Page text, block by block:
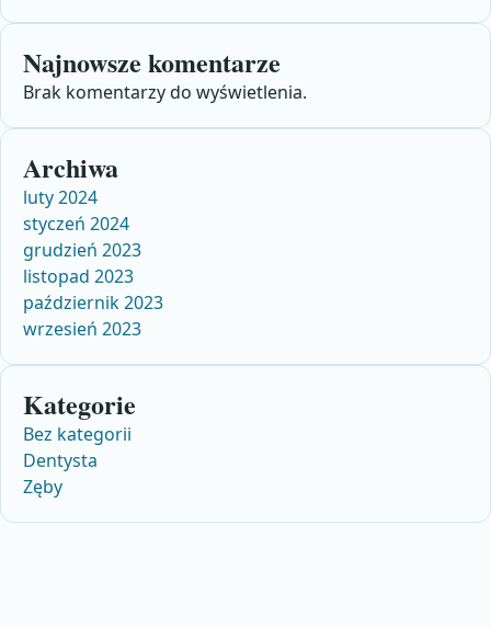
Najnowsze komentarze
Brak komentarzy do wyświetlenia.
Archiwa
luty 2024
styczeń 2024
grudzień 2023
listopad 2023
październik 2023
wrzesień 2023
Kategorie
Bez kategorii
Dentysta
Zęby